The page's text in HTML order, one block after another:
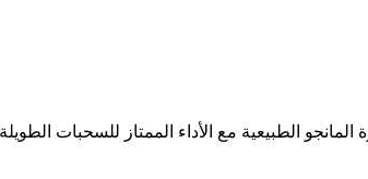
متجر صب زيرو، حيث تمتزج حلاوة المانجو الطبيعية مع الأداء الممتاز